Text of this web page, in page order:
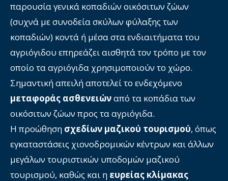
παρουσία γενικά κοπαδιών οικόσιτων ζώων
(συχνά με συνοδεία σκύλων φύλαξης των
κοπαδιών) κοντά ή μέσα στα ενδιαιτήματα του
αγριόγιδου επηρεάζει αισθητά τον τρόπο με τον
οποίο τα αγριόγιδα χρησιμοποιούν το χώρο.
Σημαντική απειλή αποτελεί το ενδεχόμενο
μεταφοράς ασθενειώναπό τα κοπάδια των
οικόσιτων ζώων προς τα αγριόγιδα.
Η προώθηση σχεδίων μαζικού τουρισμού, όπως
εγκαταστάσεις χιονοδρομικών κέντρων και άλλων
μεγάλων τουριστικών υποδομών μαζικού
τουρισμού, καθώς και η ευρείας κλίμακας